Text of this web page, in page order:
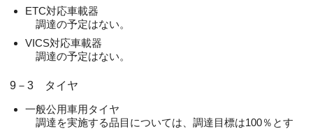
ETC対応車載器
調達の予定はない。
VICS対応車載器
調達の予定はない。
9－3 タイヤ
一般公用車用タイヤ
調達を実施する品目については、調達目標は100％とす